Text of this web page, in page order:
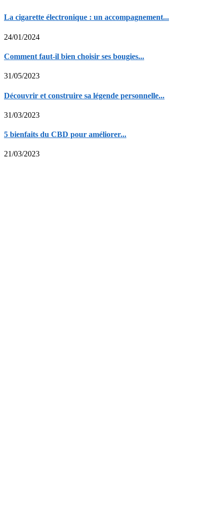
La cigarette électronique : un accompagnement...
24/01/2024
Comment faut-il bien choisir ses bougies...
31/05/2023
Découvrir et construire sa légende personnelle...
31/03/2023
5 bienfaits du CBD pour améliorer...
21/03/2023